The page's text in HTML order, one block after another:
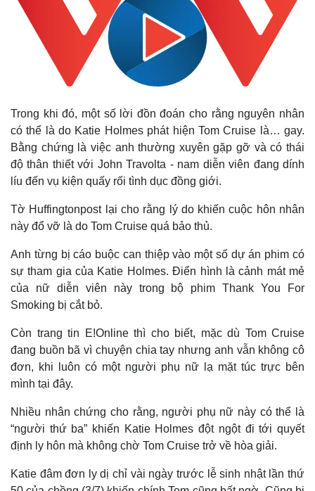
Trong khi đó, một số lời đồn đoán cho rằng nguyên nhân
có thể là do Katie Holmes phát hiện Tom Cruise là… gay.
Bằng chứng là việc anh thường xuyên gặp gỡ và có thái
độ thân thiết với John Travolta - nam diễn viên đang dính
líu đến vụ kiện quấy rối tình dục đồng giới.
Tờ Huffingtonpost lại cho rằng lý do khiến cuộc hôn nhân
này đổ vỡ là do Tom Cruise quá bảo thủ.
Anh từng bị cáo buộc can thiệp vào một số dự án phim có
sự tham gia của Katie Holmes. Điển hình là cảnh mát mẻ
của nữ diễn viên này trong bộ phim Thank You For
Smoking bị cắt bỏ.
Còn trang tin E!Online thì cho biết, mặc dù Tom Cruise
đang buồn bã vì chuyện chia tay nhưng anh vẫn không cô
đơn, khi luôn có một người phụ nữ lạ mặt túc trực bên
mình tại đây.
Nhiều nhân chứng cho rằng, người phụ nữ này có thể là
“người thứ ba” khiến Katie Holmes đột ngột đi tới quyết
định ly hôn mà không chờ Tom Cruise trở về hòa giải.
Katie đâm đơn ly dị chỉ vài ngày trước lễ sinh nhật lần thứ